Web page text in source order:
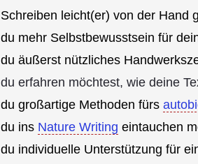
Schreiben leicht(er) von der Hand
du mehr Selbstbewusstsein für
du äußerst nützliches
du erfahren möchtest, wie deine
du großartige Methoden fürs
du ins Nature Writing eintauchen
du individuelle Unterstützung für